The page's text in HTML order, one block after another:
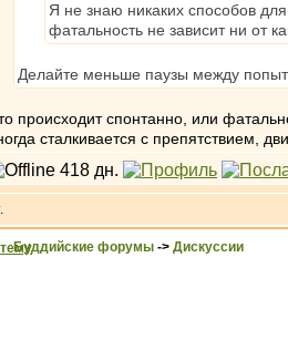
Я не знаю никаких способов
фатальность не зависит ни от
Делайте меньше паузы между
происходит спонтанно, или
сталкивается с препятствием,
Буддийские форумы -> Дискуссии